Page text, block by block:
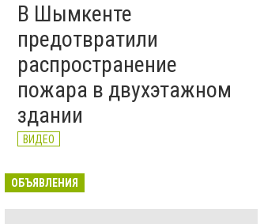
В Шымкенте
предотвратили
распространение
пожара в двухэтажном
здании
ВИДЕО
ОБЪЯВЛЕНИЯ